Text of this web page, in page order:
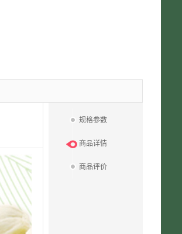
规格参数
商品详情
商品评价